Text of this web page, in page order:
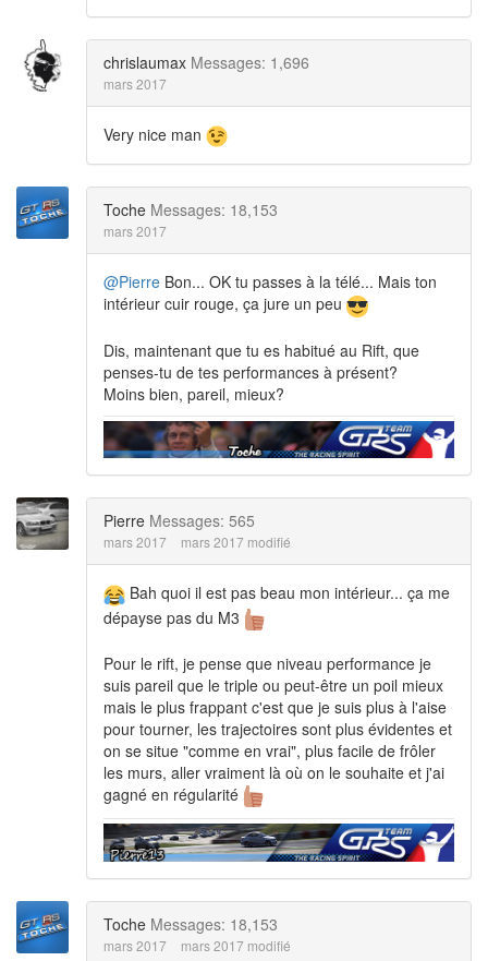
chrislaumax Messages: 1,696
mars 2017
Very nice man
Toche Messages: 18,153
mars 2017
@Pierre Bon... OK tu passes à la télé... Mais ton
intérieur cuir rouge, ça jure un peu
Dis, maintenant que tu es habitué au Rift, que
penses-tu de tes performances à présent?
Moins bien, pareil, mieux?
Pierre Messages: 565
mars 2017 mars 2017 modifié
Bah quoi il est pas beau mon intérieur... ça me
dépayse pas du M3
Pour le rift, je pense que niveau performance je
suis pareil que le triple ou peut-être un poil mieux
mais le plus frappant c'est que je suis plus à l'aise
pour tourner, les trajectoires sont plus évidentes et
on se situe "comme en vrai", plus facile de frôler
les murs, aller vraiment là où on le souhaite et j'ai
gagné en régularité
Toche Messages: 18,153
mars 2017 mars 2017 modifié